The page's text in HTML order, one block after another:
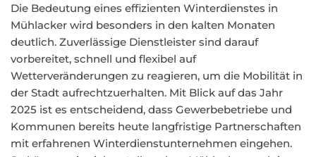
Die Bedeutung eines effizienten Winterdienstes in
Mühlacker wird besonders in den kalten Monaten
deutlich. Zuverlässige Dienstleister sind darauf
vorbereitet, schnell und flexibel auf
Wetterveränderungen zu reagieren, um die Mobilität in
der Stadt aufrechtzuerhalten. Mit Blick auf das Jahr
2025 ist es entscheidend, dass Gewerbebetriebe und
Kommunen bereits heute langfristige Partnerschaften
mit erfahrenen Winterdienstunternehmen eingehen.